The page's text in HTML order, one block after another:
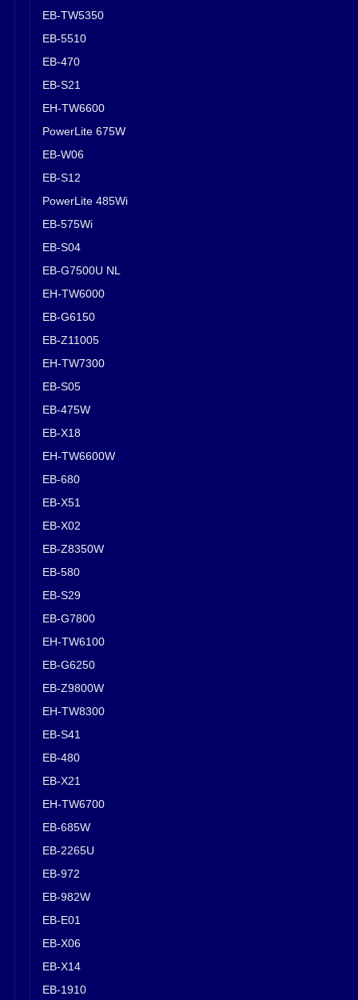
EB-TW5350
EB-5510
EB-470
EB-S21
EH-TW6600
PowerLite 675W
EB-W06
EB-S12
PowerLite 485Wi
EB-575Wi
EB-S04
EB-G7500U NL
EH-TW6000
EB-G6150
EB-Z11005
EH-TW7300
EB-S05
EB-475W
EB-X18
EH-TW6600W
EB-680
EB-X51
EB-X02
EB-Z8350W
EB-580
EB-S29
EB-G7800
EH-TW6100
EB-G6250
EB-Z9800W
EH-TW8300
EB-S41
EB-480
EB-X21
EH-TW6700
EB-685W
EB-2265U
EB-972
EB-982W
EB-E01
EB-X06
EB-X14
EB-1910